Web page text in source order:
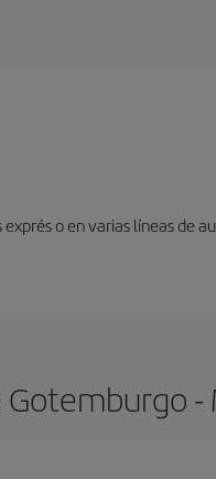
o en varias líneas de
-